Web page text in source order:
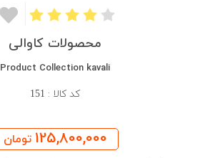
محصولات کاوالی
Product Collection kavali
کد کالا : 151
125,800,000 تومان